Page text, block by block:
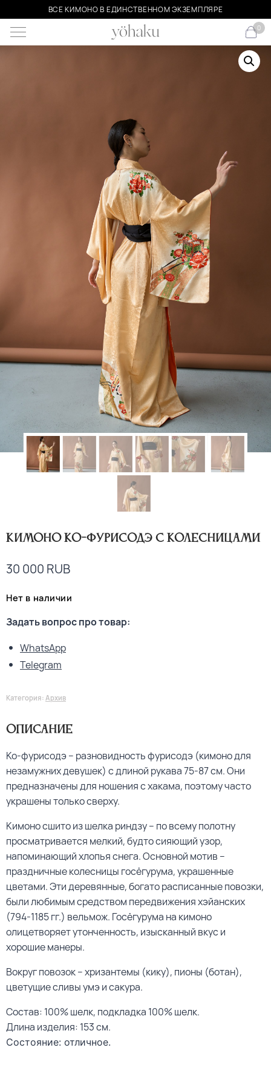
ВСЕ КИМОНО В ЕДИНСТВЕННОМ ЭКЗЕМПЛЯРЕ
0
Кимоно ко-фурисодэ с колесницами
30 000 RUB
Нет в наличии
Задать вопрос про товар:
WhatsApp
Telegram
Категория: Архив
Описание
Ко-фурисодэ – разновидность фурисодэ (кимоно для
незамужних девушек) с длиной рукава 75-87 см. Они
предназначены для ношения с хакама, поэтому часто
украшены только сверху.
Кимоно сшито из шелка риндзу – по всему полотну
просматривается мелкий, будто сияющий узор,
напоминающий хлопья снега. Основной мотив –
праздничные колесницы госёгурума, украшенные
цветами. Эти деревянные, богато расписанные повозки,
были любимым средством передвижения хэйанских
(794-1185 гг.) вельмож. Госёгурума на кимоно
олицетворяет утонченность, изысканный вкус и
хорошие манеры.
Вокруг повозок – хризантемы (кику), пионы (ботан),
цветущие сливы умэ и сакура.
Состав: 100% шелк, подкладка 100% шелк.
Длина изделия: 153 см.
Состояние: отличное.